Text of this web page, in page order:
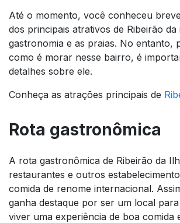
Até o momento, você conheceu
dos principais atrativos de Ribeirão da
gastronomia e as praias. No entanto,
como é morar nesse bairro, é
detalhes sobre ele.
Conheça as atrações principais de
Rota gastronômica
A rota gastronômica de Ribeirão da
restaurantes e outros
comida de renome internacional.
ganha destaque por ser um local
viver uma experiência de boa comida